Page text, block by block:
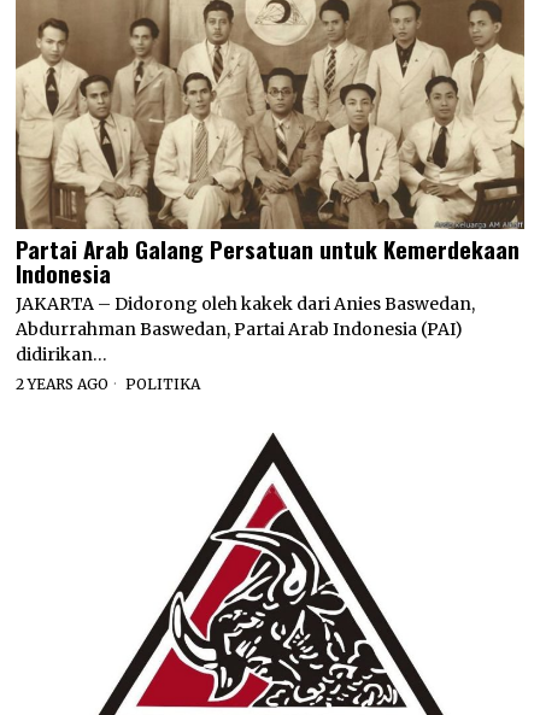
Partai Arab Galang Persatuan untuk Kemerdekaan
Indonesia
JAKARTA – Didorong oleh kakek dari Anies Baswedan,
Abdurrahman Baswedan, Partai Arab Indonesia (PAI)
didirikan…
2 YEARS AGO POLITIKA